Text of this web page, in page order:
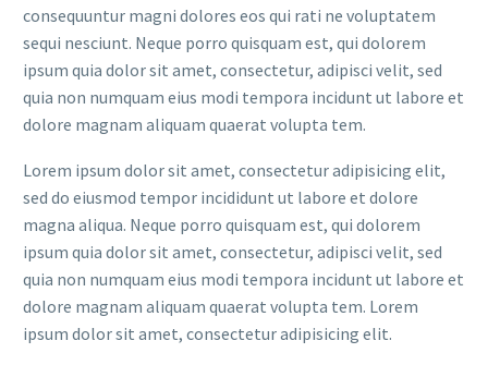
consequuntur magni dolores eos qui rati ne voluptatem
sequi nesciunt. Neque porro quisquam est, qui dolorem
ipsum quia dolor sit amet, consectetur, adipisci velit, sed
quia non numquam eius modi tempora incidunt ut labore et
dolore magnam aliquam quaerat volupta tem.
Lorem ipsum dolor sit amet, consectetur adipisicing elit,
sed do eiusmod tempor incididunt ut labore et dolore
magna aliqua. Neque porro quisquam est, qui dolorem
ipsum quia dolor sit amet, consectetur, adipisci velit, sed
quia non numquam eius modi tempora incidunt ut labore et
dolore magnam aliquam quaerat volupta tem. Lorem
ipsum dolor sit amet, consectetur adipisicing elit.